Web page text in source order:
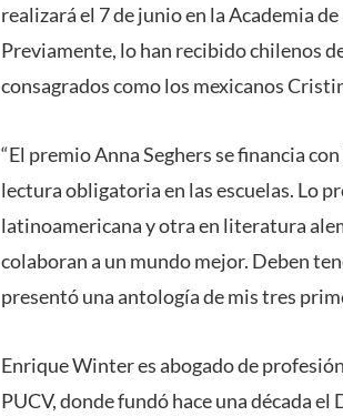
realizará el 7 de junio en la Academia
Previamente, lo han recibido chilenos
consagrados como los mexicanos
“El premio Anna Seghers se financia
lectura obligatoria en las escuelas. Lo
latinoamericana y otra en literatura
colaboran a un mundo mejor. Deben
presentó una antología de mis tres
Enrique Winter es abogado de
PUCV, donde fundó hace una década